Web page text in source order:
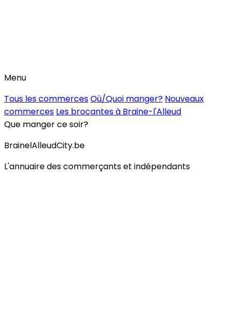
Menu
Tous les commercesOù/Quoi manger? Nouveaux
commerces Les brocantes à Braine-l'Alleud
Que manger ce soir?
BrainelAlleudCity.be
L'annuaire des commerçants et indépendants